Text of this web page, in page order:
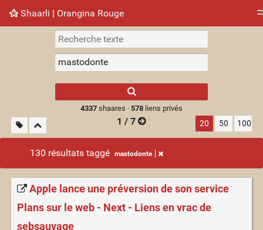
Shaarli ¦ Orangina Rouge
Nuage de tags Mur d'images
results.
4337shaares · 578liens privés
1 / 7 20 50 100
130 résultats taggé mastodonte
Apple lance une préversion de son service
Plans sur le web - Next - Liens en vrac de
sebsauvage